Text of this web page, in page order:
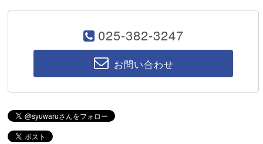
025-382-3247
お問い合わせ